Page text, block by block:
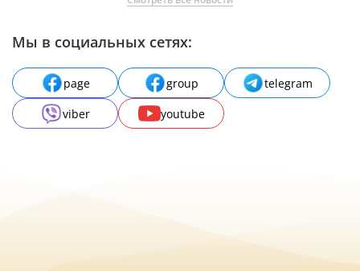
Мы в социальных сетях:
page group
telegram
viber
youtube